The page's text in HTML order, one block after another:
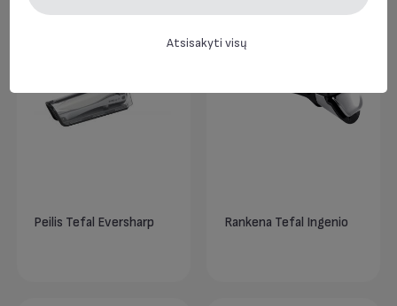
Peilis Tefal Eversharp Rankena Tefal Ingenio
Atsisakyti visų